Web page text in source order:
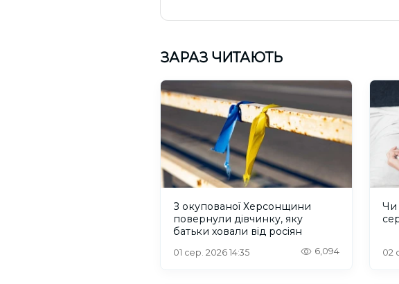
ЗАРАЗ ЧИТАЮТЬ
З окупованої Херсонщини
повернули дівчинку, яку
батьки ховали від росіян
01 сер. 2026 14:35 6,094
Чи
02